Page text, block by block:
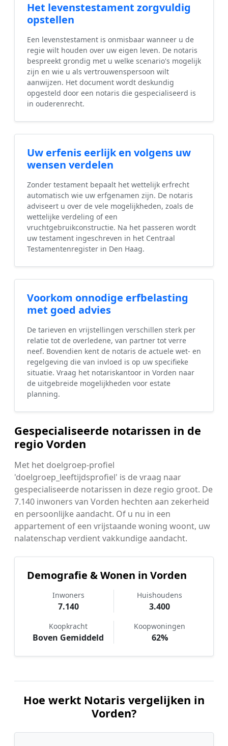
Het levenstestament zorgvuldig
opstellen
Een levenstestament is onmisbaar wanneer u de
regie wilt houden over uw eigen leven. De notaris
bespreekt grondig met u welke scenario's mogelijk
zijn en wie u als vertrouwenspersoon wilt
aanwijzen. Het document wordt deskundig
opgesteld door een notaris die gespecialiseerd is
in ouderenrecht.
Uw erfenis eerlijk en volgens uw
wensen verdelen
Zonder testament bepaalt het wettelijk erfrecht
automatisch wie uw erfgenamen zijn. De notaris
adviseert u over de vele mogelijkheden, zoals de
wettelijke verdeling of een
vruchtgebruikconstructie. Na het passeren wordt
uw testament ingeschreven in het Centraal
Testamentenregister in Den Haag.
Voorkom onnodige erfbelasting
met goed advies
De tarieven en vrijstellingen verschillen sterk per
relatie tot de overledene, van partner tot verre
neef. Bovendien kent de notaris de actuele wet- en
regelgeving die van invloed is op uw specifieke
situatie. Vraag het notariskantoor in Vorden naar
de uitgebreide mogelijkheden voor estate
planning.
Gespecialiseerde notarissen in de
regio Vorden
Met het doelgroep-profiel
'doelgroep_leeftijdsprofiel' is de vraag naar
gespecialiseerde notarissen in deze regio groot. De
7.140 inwoners van Vorden hechten aan zekerheid
en persoonlijke aandacht. Of u nu in een
appartement of een vrijstaande woning woont, uw
nalatenschap verdient vakkundige aandacht.
Demografie & Wonen in Vorden
Inwoners
7.140
Huishoudens
3.400
Koopkracht
Boven Gemiddeld
Koopwoningen
62%
Hoe werkt Notaris vergelijken in
Vorden?